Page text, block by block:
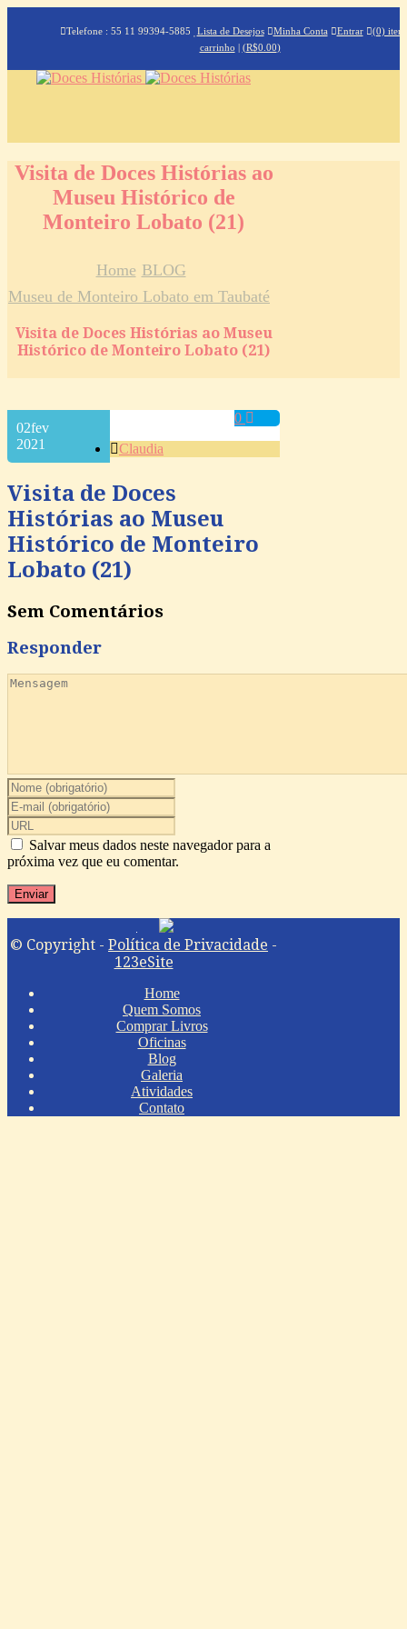
Telefone : 55 11 99394-5885 Lista de Desejos Minha Conta Entrar
(0)
carrinho | (R$0.00)
Visita de Doces Histórias ao
Museu Histórico de
Monteiro Lobato (21)
Home BLOG
Museu de Monteiro Lobato em Taubaté
Visita de Doces Histórias ao Museu
Histórico de Monteiro Lobato (21)
02fev
2021
0
Visita de Doces
Histórias ao Museu
Histórico de Monteiro
Lobato (21)
Claudia
Sem Comentários
Responder
Salvar meus dados neste navegador para a
próxima vez que eu comentar.
© Copyright - Política de Privacidade -
123eSite
Home
Quem Somos
Comprar Livros
Oficinas
Blog
Galeria
Atividades
Contato